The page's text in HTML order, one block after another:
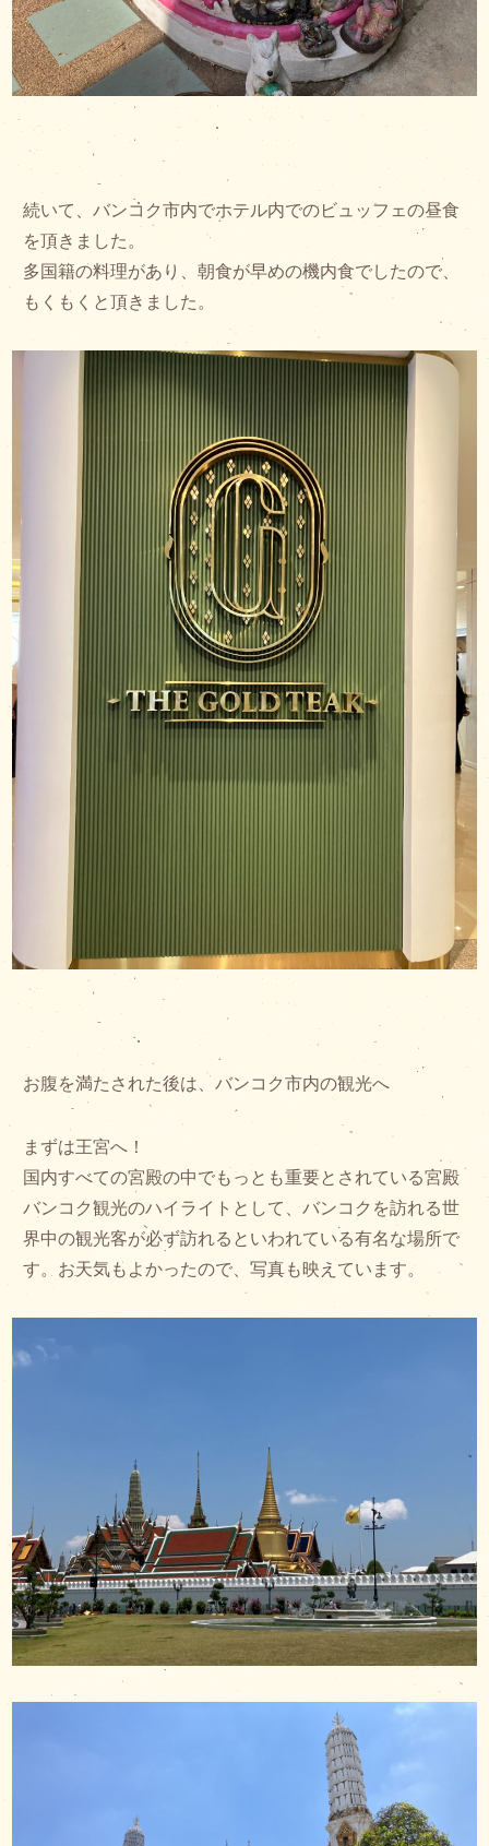
続いて、バンコク市内でホテル内でのビュッフェの昼食
を頂きました。
多国籍の料理があり、朝食が早めの機内食でしたので、
もくもくと頂きました。
お腹を満たされた後は、バンコク市内の観光へ
まずは王宮へ！
国内すべての宮殿の中でもっとも重要とされている宮殿
バンコク観光のハイライトとして、バンコクを訪れる世
界中の観光客が必ず訪れるといわれている有名な場所で
す。お天気もよかったので、写真も映えています。